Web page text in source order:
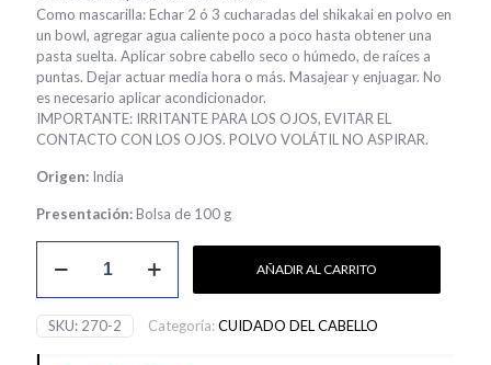
Como mascarilla: Echar 2 ó 3 cucharadas del shikakai en polvo en
un bowl, agregar agua caliente poco a poco hasta obtener una
pasta suelta. Aplicar sobre cabello seco o húmedo, de raíces a
puntas. Dejar actuar media hora o más. Masajear y enjuagar. No
es necesario aplicar acondicionador.
IMPORTANTE: IRRITANTE PARA LOS OJOS, EVITAR EL
CONTACTO CON LOS OJOS. POLVO VOLÁTIL NO ASPIRAR.
Origen: India
Presentación:Bolsa de 100 g
100%
natural
cantidad
AÑADIR AL CARRITO
SKU: 270-2 Categoría:CUIDADO DEL CABELLO